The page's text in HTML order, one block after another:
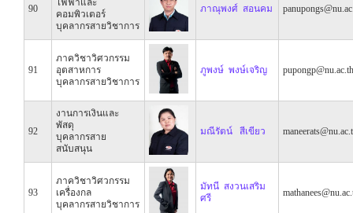
90
ไฟฟ้าและ
คอมพิวเตอร์
บุคลากรสายวิชาการ
ภาณุพงศ์ สอนคม
91
ภาควิชาวิศวกรรม
อุตสาหการ
บุคลากรสายวิชาการ
ภูพงษ์ พงษ์เจริญ pupongp@nu.ac.th
92
งานการเงินและ
พัสดุ
บุคลากรสาย
สนับสนุน
มณีรัตน์ สีเขียว
93
ภาควิชาวิศวกรรม
เครื่องกล
บุคลากรสายวิชาการ
มัทนี สงวนเสริม
ศรี